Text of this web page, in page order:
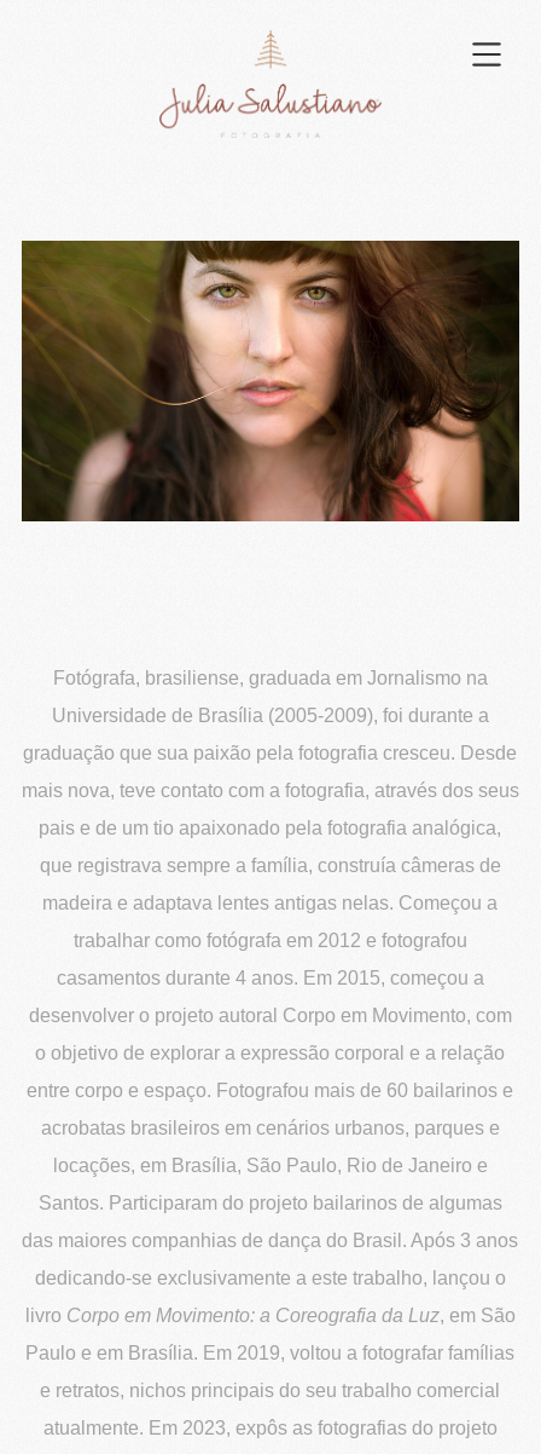
Fotógrafa, brasiliense, graduada em Jornalismo na
Universidade de Brasília (2005-2009), foi durante a
graduação que sua paixão pela fotografia cresceu. Desde
mais nova, teve contato com a fotografia, através dos seus
pais e de um tio apaixonado pela fotografia analógica,
que registrava sempre a família, construía câmeras de
madeira e adaptava lentes antigas nelas. Começou a
trabalhar como fotógrafa em 2012 e fotografou
casamentos durante 4 anos. Em 2015, começou a
desenvolver o projeto autoral Corpo em Movimento, com
o objetivo de explorar a expressão corporal e a relação
entre corpo e espaço. Fotografou mais de 60 bailarinos e
acrobatas brasileiros em cenários urbanos, parques e
locações, em Brasília, São Paulo, Rio de Janeiro e
Santos. Participaram do projeto bailarinos de algumas
das maiores companhias de dança do Brasil. Após 3 anos
dedicando-se exclusivamente a este trabalho, lançou o
livro Corpo em Movimento: a Coreografia da Luz, em São
Paulo e em Brasília. Em 2019, voltou a fotografar famílias
e retratos, nichos principais do seu trabalho comercial
atualmente. Em 2023, expôs as fotografias do projeto